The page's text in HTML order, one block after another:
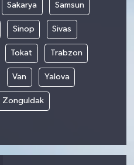
Sakarya Samsun
Sinop Sivas
Tokat Trabzon
Van Yalova
Zonguldak